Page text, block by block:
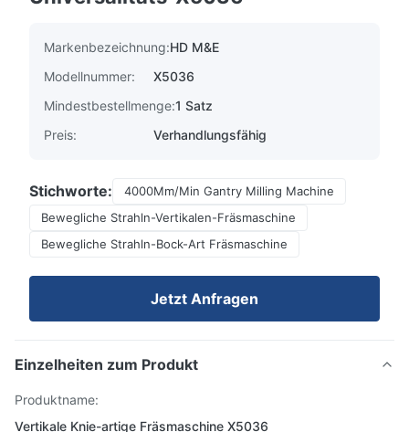
Markenbezeichnung:HD M&E
Modellnummer:
X5036
Mindestbestellmenge:1 Satz
Preis:
Verhandlungsfähig
Stichworte:
4000Mm/Min Gantry Milling Machine
Bewegliche Strahln-Vertikalen-Fräsmaschine
Bewegliche Strahln-Bock-Art Fräsmaschine
Jetzt Anfragen
Einzelheiten zum Produkt
Produktname:
Vertikale Knie-artige Fräsmaschine X5036